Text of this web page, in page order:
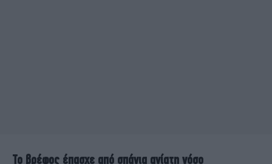
Το βρέφος έπασχε από σπάνια ανίατη νόσο